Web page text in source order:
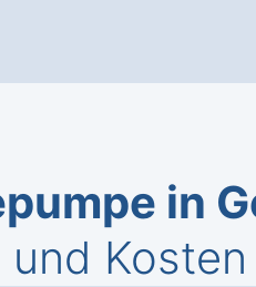
in
und Kosten